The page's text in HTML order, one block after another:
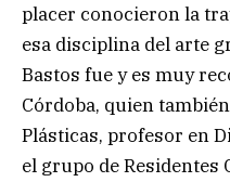
placer conocieron la
esa disciplina del arte
Bastos fue y es muy
Córdoba, quien
Plásticas, profesor en
el grupo de